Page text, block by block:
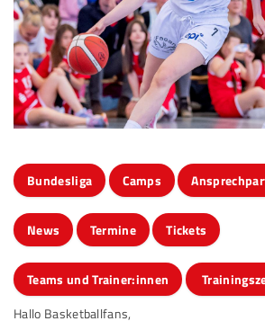
Bundesliga Camps
News Termine Tickets
Teams und Trainer:innen
Hallo Basketballfans,